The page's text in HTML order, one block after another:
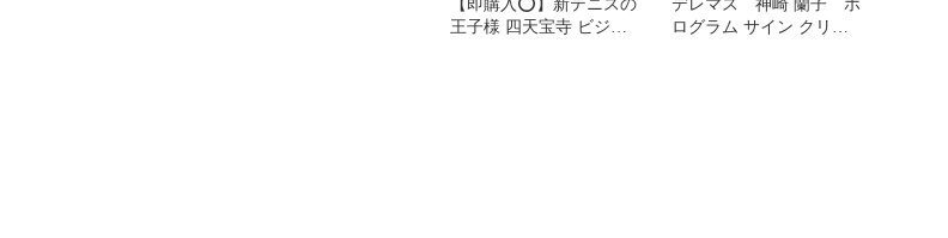
【即購入⭕️】新テニスの
王子様 四天宝寺 ビジュ
デレマス 神崎 蘭子 ホ
ログラム サイン クリア